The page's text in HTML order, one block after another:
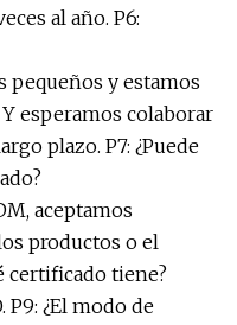
al año. P6:
pequeños y estamos
esperamos colaborar
plazo. P7: ¿Puede
aceptamos
productos o el
certificado tiene?
P9: ¿El modo de